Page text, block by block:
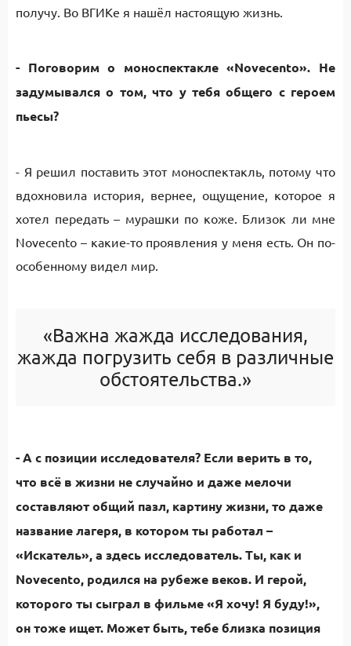
получу. Во ВГИКе я нашёл настоящую жизнь.
- Поговорим о моноспектакле «Novecento». Не
задумывался о том, что у тебя общего с героем
пьесы?
- Я решил поставить этот моноспектакль, потому что
вдохновила история, вернее, ощущение, которое я
хотел передать – мурашки по коже. Близок ли мне
Novecento – какие-то проявления у меня есть. Он по-
особенному видел мир.
«Важна жажда исследования,
жажда погрузить себя в различные
обстоятельства.»
- А с позиции исследователя? Если верить в то,
что всё в жизни не случайно и даже мелочи
составляют общий пазл, картину жизни, то даже
название лагеря, в котором ты работал –
«Искатель», а здесь исследователь. Ты, как и
Novecento, родился на рубеже веков. И герой,
которого ты сыграл в фильме «Я хочу! Я буду!»,
он тоже ищет. Может быть, тебе близка позиция